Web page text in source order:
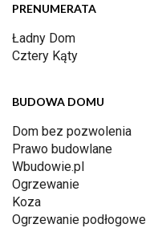
PRENUMERATA
Ładny Dom
Cztery Kąty
BUDOWA DOMU
Dom bez pozwolenia
Prawo budowlane
Wbudowie.pl
Ogrzewanie
Koza
Ogrzewanie podłogowe